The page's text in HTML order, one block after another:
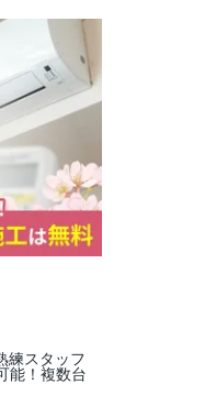
練スタッフ
能！複数台